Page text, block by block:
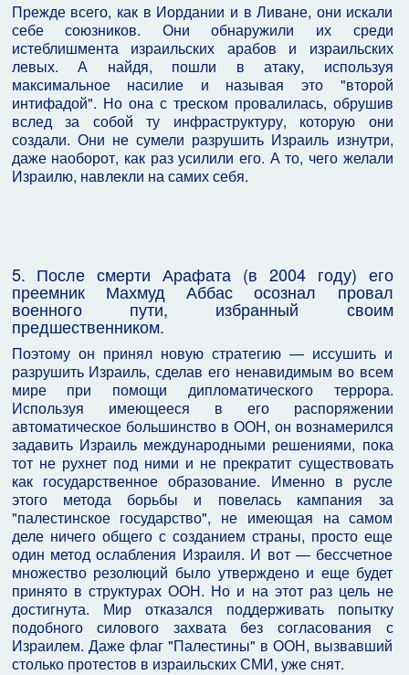
Прежде всего, как в Иордании и в Ливане, они искали
себе союзников. Они обнаружили их среди
истеблишмента израильских арабов и израильских
левых. А найдя, пошли в атаку, используя
максимальное насилие и называя это "второй
интифадой". Но она с треском провалилась, обрушив
вслед за собой ту инфраструктуру, которую они
создали. Они не сумели разрушить Израиль изнутри,
даже наоборот, как раз усилили его. А то, чего желали
Израилю, навлекли на самих себя.
5. После смерти Арафата (в 2004 году) его
преемник Махмуд Аббас осознал провал
военного пути, избранный своим
предшественником.
Поэтому он принял новую стратегию — иссушить и
разрушить Израиль, сделав его ненавидимым во всем
мире при помощи дипломатического террора.
Используя имеющееся в его распоряжении
автоматическое большинство в ООН, он вознамерился
задавить Израиль международными решениями, пока
тот не рухнет под ними и не прекратит существовать
как государственное образование. Именно в русле
этого метода борьбы и повелась кампания за
"палестинское государство", не имеющая на самом
деле ничего общего с созданием страны, просто еще
один метод ослабления Израиля. И вот — бессчетное
множество резолюций было утверждено и еще будет
принято в структурах ООН. Но и на этот раз цель не
достигнута. Мир отказался поддерживать попытку
подобного силового захвата без согласования с
Израилем. Даже флаг "Палестины" в ООН, вызвавший
столько протестов в израильских СМИ, уже снят.